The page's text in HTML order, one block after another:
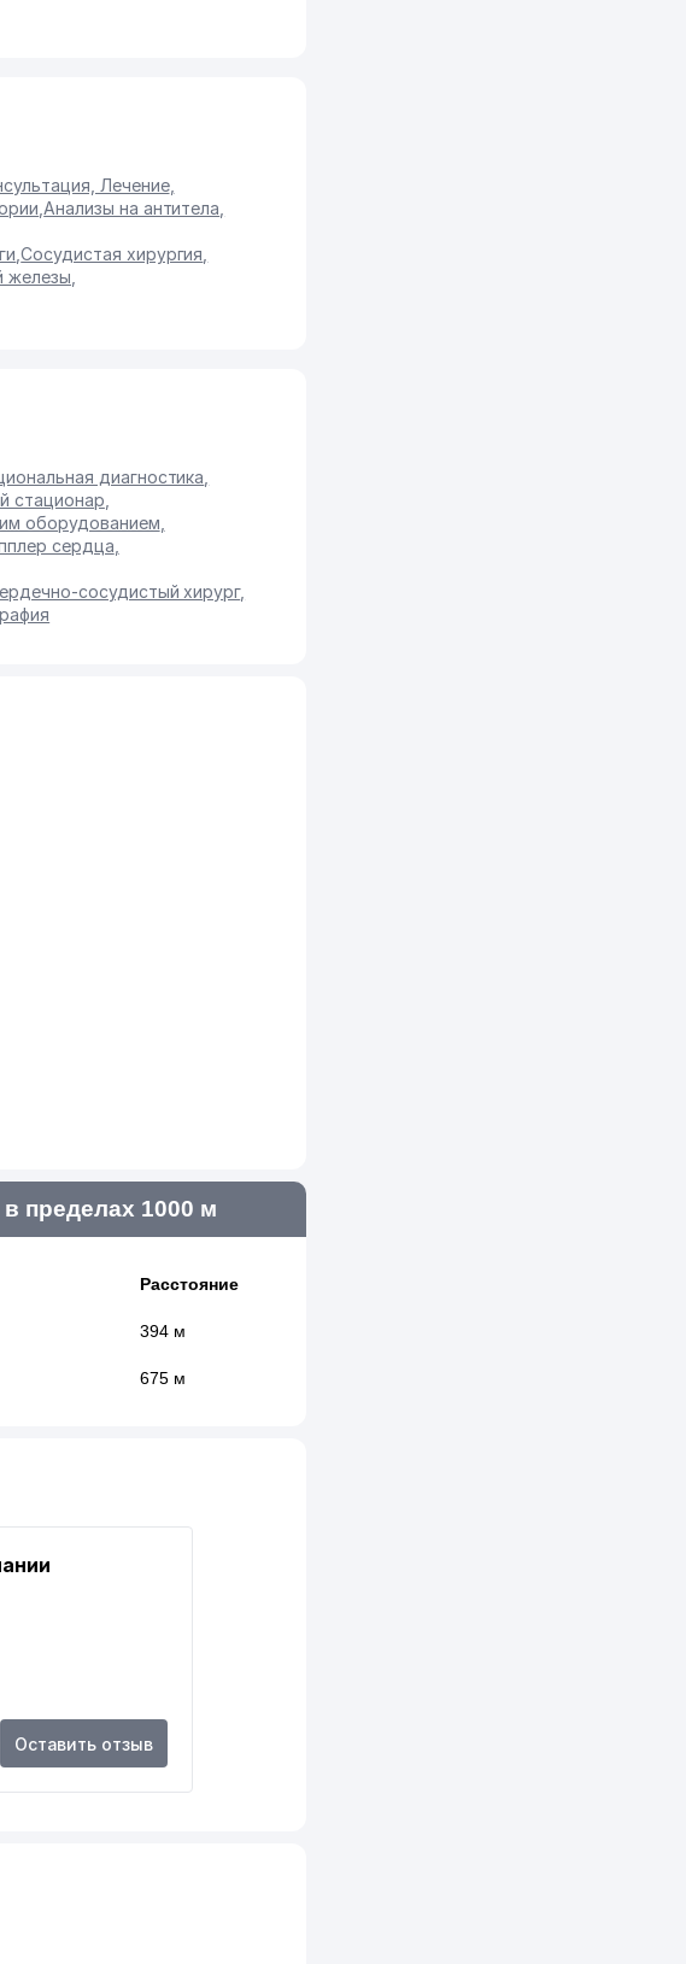
Лечение,
Анализы на антитела
,Сосудистая хирургия
железы
диагностика
стационар
оборудованием
сердца
сосудистый хирург,
пределах 1000 м
Расстояние
394 м
675 м
Оставить отзыв